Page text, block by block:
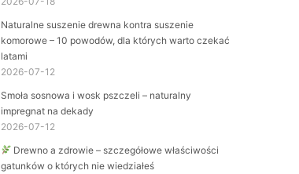
Naturalne suszenie drewna kontra suszenie
komorowe – 10 powodów, dla których warto czekać
latami
2026-07-12
Smoła sosnowa i wosk pszczeli – naturalny
impregnat na dekady
2026-07-12
Drewno a zdrowie – szczegółowe właściwości
gatunków o których nie wiedziałeś